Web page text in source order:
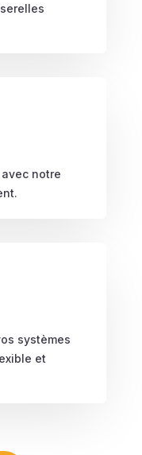
notre
systèmes
et